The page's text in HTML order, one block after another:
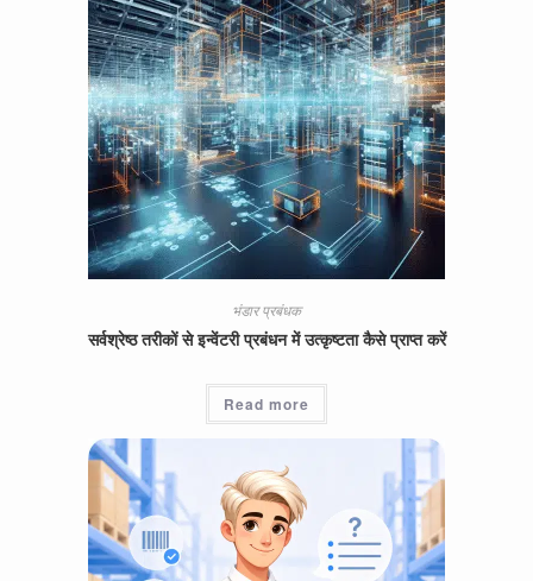
भंडार प्रबंधक
सर्वश्रेष्ठ तरीकों से इन्वेंटरी प्रबंधन में उत्कृष्टता कैसे प्राप्त करें
Read more